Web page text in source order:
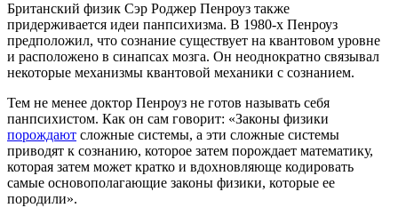
Британский физик Сэр Роджер Пенроуз также
придерживается идеи панпсихизма. В 1980-х Пенроуз
предположил, что сознание существует на квантовом уровне
и расположено в синапсах мозга. Он неоднократно связывал
некоторые механизмы квантовой механики с сознанием.
Тем не менее доктор Пенроуз не готов называть себя
панпсихистом. Как он сам говорит: «Законы физики
порождают сложные системы, а эти сложные системы
приводят к сознанию, которое затем порождает математику,
которая затем может кратко и вдохновляюще кодировать
самые основополагающие законы физики, которые ее
породили».